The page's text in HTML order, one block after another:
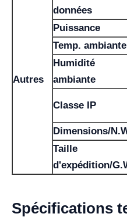
Autres
données
Puissance
Temp. ambiante
Humidité
ambiante
Classe IP
Dimensions/
Taille
d'expédition/
Spécifications